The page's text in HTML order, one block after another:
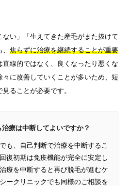
ない」「生えてきた産毛がまた抜けて
焦らずに治療を継続することが重要
直線的ではなく、良くなったり悪くな
々に改善していくことが多いため、短
ることが必要です。
療は中断してよいですか？
も、自己判断で治療を中断するこ
復初期は免疫機能が完全に安定し
療を中断すると再び脱毛が進むケ
ークリニックでも同様のご相談を